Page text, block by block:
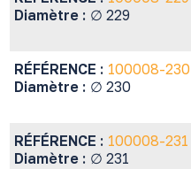
Diamètre : ∅ 229
RÉFÉRENCE : 100008-230
Diamètre : ∅ 230
RÉFÉRENCE : 100008-231
Diamètre : ∅ 231